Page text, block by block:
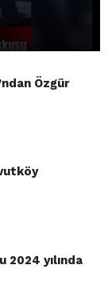
Özgür
2024 yılında